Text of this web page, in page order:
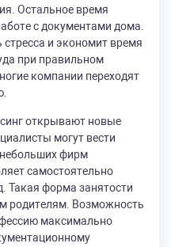
Остальное время
с документами дома.
и экономит время
при правильном
компании переходят
открывают новые
могут вести
фирм
самостоятельно
Такая форма занятости
родителям. Возможность
максимально